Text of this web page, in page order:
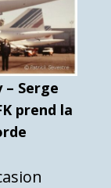
Serge
prend la